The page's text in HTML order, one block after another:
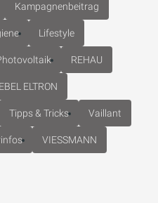
Kampagnenbeitrag
Lifestyle
REHAU
ELTRON
Tipps & Tricks Vaillant
VIESSMANN